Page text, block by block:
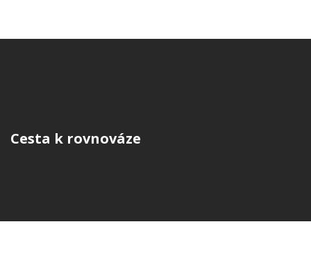
Cesta k rovnováze